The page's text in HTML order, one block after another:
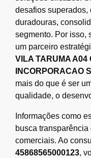
desafios superados,
duradouras,
segmento. Por isso,
um parceiro
VILA TARUMA A04
INCORPORACAO
mais do que é ser
qualidade, o
Informações como
busca
comerciais. Ao
45868565000123,